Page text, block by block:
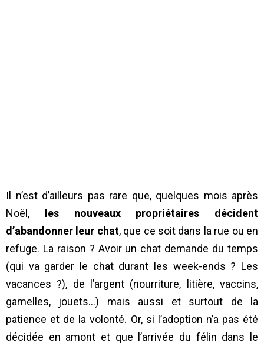
Il n’est d’ailleurs pas rare que, quelques mois après
Noël,
les nouveaux propriétaires décident
d’abandonner leur chat, que ce soit dans la rue ou en
refuge. La raison ? Avoir un chat demande du temps
(qui va garder le chat durant les week-ends ? Les
vacances ?), de l’argent (nourriture, litière, vaccins,
gamelles, jouets…) mais aussi et surtout de la
patience et de la volonté. Or, si l’adoption n’a pas été
décidée en amont et que l’arrivée du félin dans le